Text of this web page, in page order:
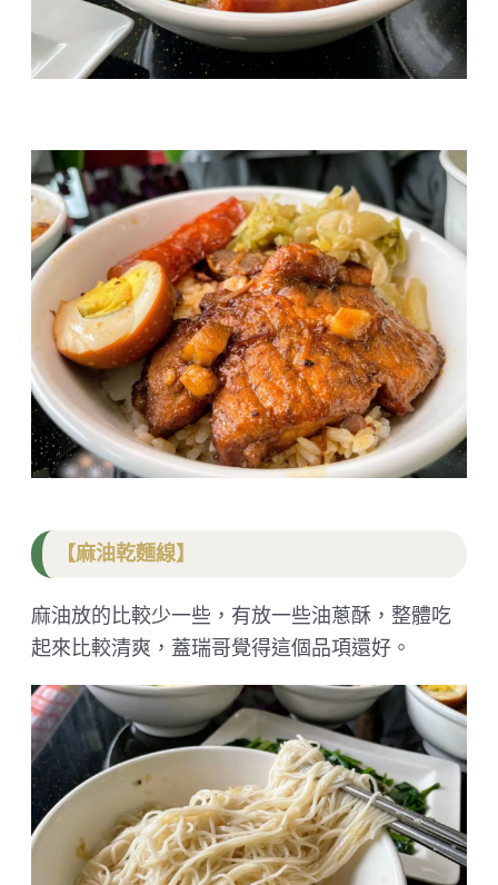
【麻油乾麵線】
麻油放的比較少一些，有放一些油蔥酥，整體吃
起來比較清爽，蓋瑞哥覺得這個品項還好。